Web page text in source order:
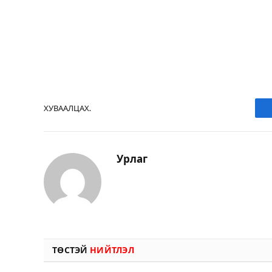
ХУВААЛЦАХ.
Урлаг
ТӨСТЭЙ НИЙТЛЭЛ